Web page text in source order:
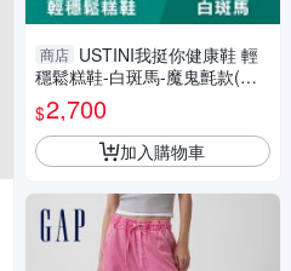
商店 USTINI我挺你健康鞋 輕
穩鬆糕鞋-白斑馬-魔鬼氈款(接
地氣鞋 頂級頭層牛皮)
$2,700
加入購物車